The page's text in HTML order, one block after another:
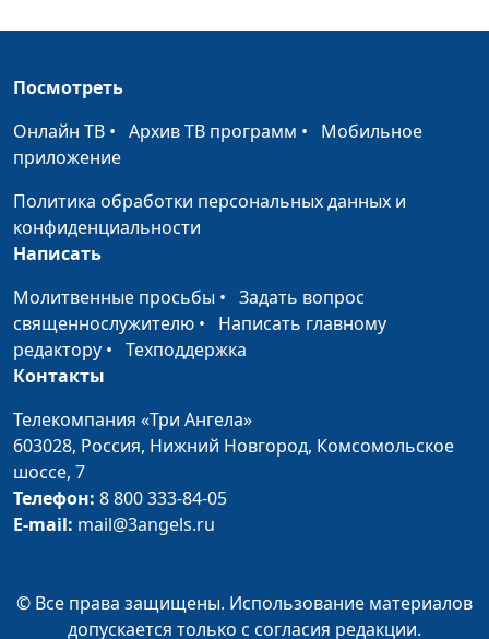
Характер и привычки
Юлия Синицына,
#183
Характер и
темперамент
Юлия Синицына,
Изменить характер
Уступчивость и
лояльность
Юлия Синицына,
Лидия Нейкурс,
Властная женщина
Юлия Синицына,
Лидия Нейкурс,
Выход из депрессии
Отрицательные
Посмотреть
Онлайн ТВ • Архив ТВ программ • Мобильное
приложение
Политика обработки персональных данных и
конфиденциальности
Написать
Молитвенные просьбы • Задать вопрос
священнослужителю • Написать главному
редактору • Техподдержка
Контакты
Телекомпания «Три Ангела»
603028, Россия, Нижний Новгород, Комсомольское
шоссе, 7
Телефон: 8 800 333-84-05
E-mail: mail@3angels.ru
© Все права защищены. Использование материалов
допускается только с согласия редакции.